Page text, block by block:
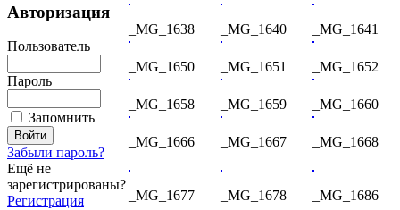
Авторизация
Пользователь
Пароль
Запомнить
Забыли пароль?
Ещё не
зарегистрированы?
Регистрация
_MG_1638 _MG_1640 _MG_1641
_MG_1650 _MG_1651 _MG_1652
_MG_1658 _MG_1659 _MG_1660
_MG_1666 _MG_1667 _MG_1668
_MG_1677 _MG_1678 _MG_1686